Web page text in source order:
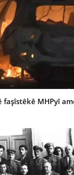
faşîstêkê MHPyî